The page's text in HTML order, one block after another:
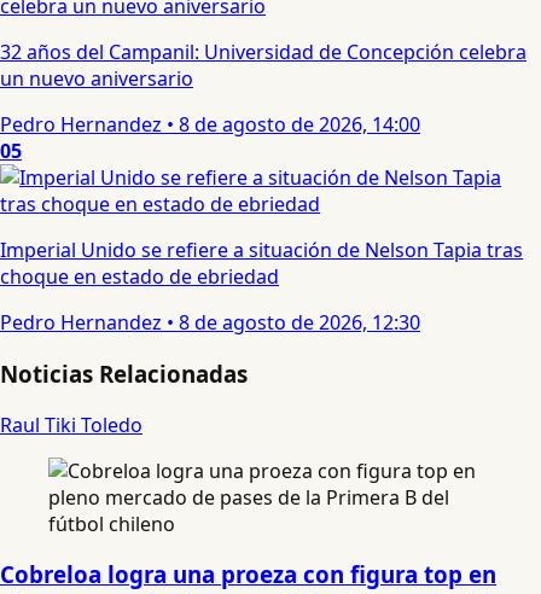
32 años del Campanil: Universidad de Concepción celebra
un nuevo aniversario
Pedro Hernandez • 8 de agosto de 2026, 14:00
05
Imperial Unido se refiere a situación de Nelson Tapia tras
choque en estado de ebriedad
Pedro Hernandez • 8 de agosto de 2026, 12:30
Noticias Relacionadas
Raul Tiki Toledo
Cobreloa logra una proeza con figura top en